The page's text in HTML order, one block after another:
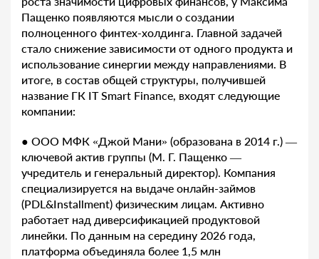
Пащенко появляются мысли о создании
полноценного финтех-холдинга. Главной задачей
стало снижение зависимости от одного продукта и
использование синергии между направлениями. В
итоге, в состав общей структуры, получившей
название ГК IT Smart Finance, входят следующие
компании:
● ООО МФК «Джой Мани» (образована в 2014 г.) —
ключевой актив группы (М. Г. Пащенко —
учредитель и генеральный директор). Компания
специализируется на выдаче онлайн-займов
(PDL&Installment) физическим лицам. Активно
работает над диверсификацией продуктовой
линейки. По данным на середину 2026 года,
платформа объединяла более 1,5 млн